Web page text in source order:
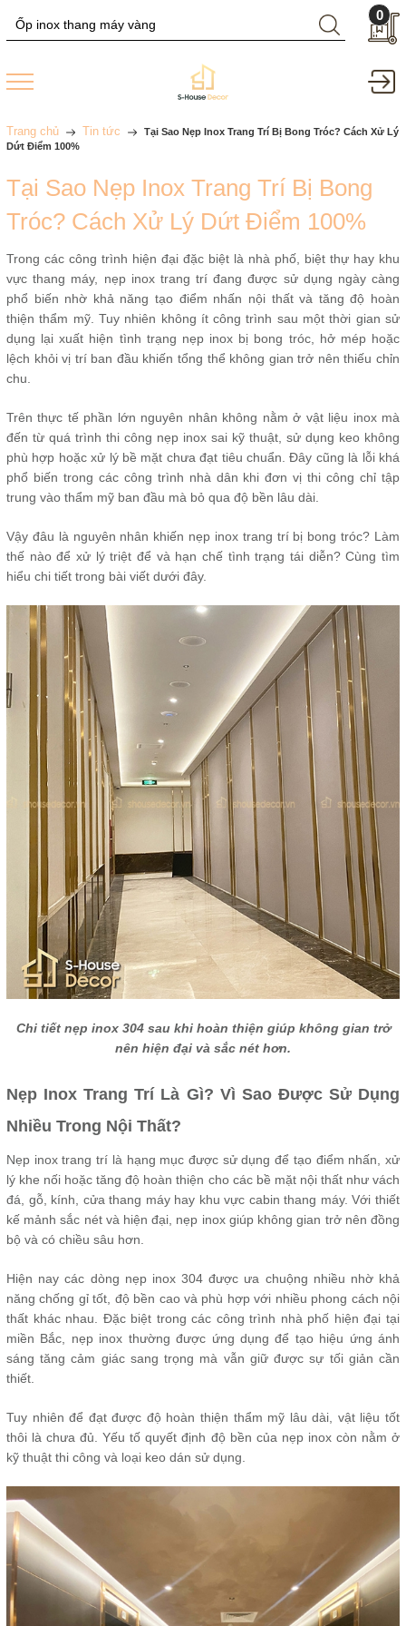
0
Trang chủ Tin tức
Tại Sao Nẹp Inox Trang Trí Bị Bong Tróc? Cách Xử Lý
Dứt Điểm 100%
Tại Sao Nẹp Inox Trang Trí Bị Bong
Tróc? Cách Xử Lý Dứt Điểm 100%
Trong các công trình hiện đại đặc biệt là nhà phố, biệt thự hay khu
vực thang máy, nẹp inox trang trí đang được sử dụng ngày càng
phổ biến nhờ khả năng tạo điểm nhấn nội thất và tăng độ hoàn
thiện thẩm mỹ. Tuy nhiên không ít công trình sau một thời gian sử
dụng lại xuất hiện tình trạng nẹp inox bị bong tróc, hở mép hoặc
lệch khỏi vị trí ban đầu khiến tổng thể không gian trở nên thiếu chỉn
chu.
Trên thực tế phần lớn nguyên nhân không nằm ở vật liệu inox mà
đến từ quá trình thi công nẹp inox sai kỹ thuật, sử dụng keo không
phù hợp hoặc xử lý bề mặt chưa đạt tiêu chuẩn. Đây cũng là lỗi khá
phổ biến trong các công trình nhà dân khi đơn vị thi công chỉ tập
trung vào thẩm mỹ ban đầu mà bỏ qua độ bền lâu dài.
Vậy đâu là nguyên nhân khiến nẹp inox trang trí bị bong tróc? Làm
thế nào để xử lý triệt để và hạn chế tình trạng tái diễn? Cùng tìm
hiểu chi tiết trong bài viết dưới đây.
Chi tiết nẹp inox 304 sau khi hoàn thiện giúp không gian trở
nên hiện đại và sắc nét hơn.
Nẹp Inox Trang Trí Là Gì? Vì Sao Được Sử Dụng
Nhiều Trong Nội Thất?
Nẹp inox trang trí là hạng mục được sử dụng để tạo điểm nhấn, xử
lý khe nối hoặc tăng độ hoàn thiện cho các bề mặt nội thất như vách
đá, gỗ, kính, cửa thang máy hay khu vực cabin thang máy. Với thiết
kế mảnh sắc nét và hiện đại, nẹp inox giúp không gian trở nên đồng
bộ và có chiều sâu hơn.
Hiện nay các dòng nẹp inox 304 được ưa chuộng nhiều nhờ khả
năng chống gỉ tốt, độ bền cao và phù hợp với nhiều phong cách nội
thất khác nhau. Đặc biệt trong các công trình nhà phố hiện đại tại
miền Bắc, nẹp inox thường được ứng dụng để tạo hiệu ứng ánh
sáng tăng cảm giác sang trọng mà vẫn giữ được sự tối giản cần
thiết.
Tuy nhiên để đạt được độ hoàn thiện thẩm mỹ lâu dài, vật liệu tốt
thôi là chưa đủ. Yếu tố quyết định độ bền của nẹp inox còn nằm ở
kỹ thuật thi công và loại keo dán sử dụng.